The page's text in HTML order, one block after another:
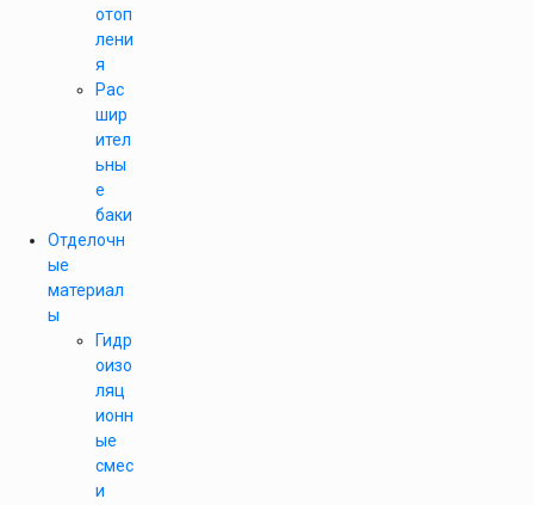
отоп
лени
я
Рас
шир
ител
ьны
е
баки
Отделочн
ые
материал
ы
Гидр
оизо
ляц
ионн
ые
смес
и